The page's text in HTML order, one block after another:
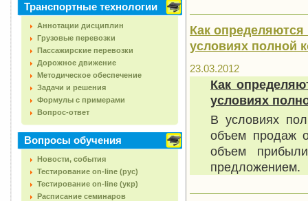
Транспортные технологии
Аннотации дисциплин
Грузовые перевозки
Пассажирские перевозки
Дорожное движение
Методическое обеспечение
Задачи и решения
Формулы с примерами
Вопрос-ответ
Вопросы обучения
Новости, события
Тестирование on-line (рус)
Тестирование on-line (укр)
Расписание семинаров
Как
условиях полной
23.03.2012
Как
условиях
В условиях
объем продаж
объем
предложением.